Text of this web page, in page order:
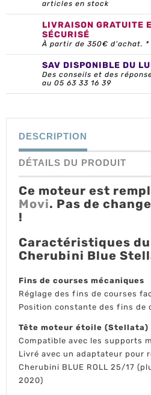
articles en stock
LIVRAISON GRATUITE
SÉCURISÉ
À partir de 350€ d’achat.
SAV DISPONIBLE DU
Des conseils et des
au 05 63 33 16 39
DESCRIPTION
DÉTAILS DU PRODUIT
Ce moteur est
Movi. Pas de
!
Caractéristiques
Cherubini Blue
Fins de courses mécaniques
Réglage des fins de courses
Position constante des fins de
Tête moteur étoile (Stellata)
Compatible avec les supports
Livré avec un adaptateur pour
Cherubini BLUE ROLL 25/17
2020)